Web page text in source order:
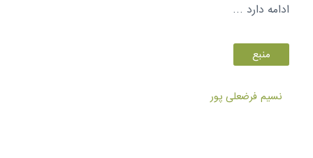
ادامه دارد …
منبع
نسیم فرضعلی پور